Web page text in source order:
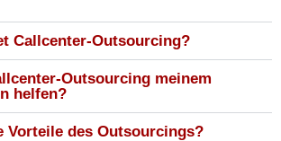
Callcenter-Outsourcing?
Outsourcing meinem
helfen?
Vorteile des Outsourcings?